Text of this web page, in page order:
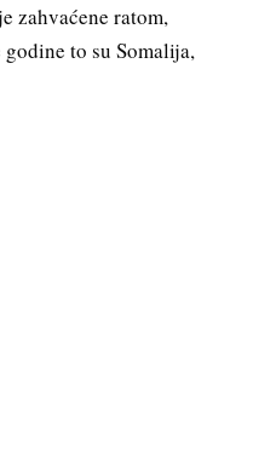
zahvaćene ratom,
to su Somalija,